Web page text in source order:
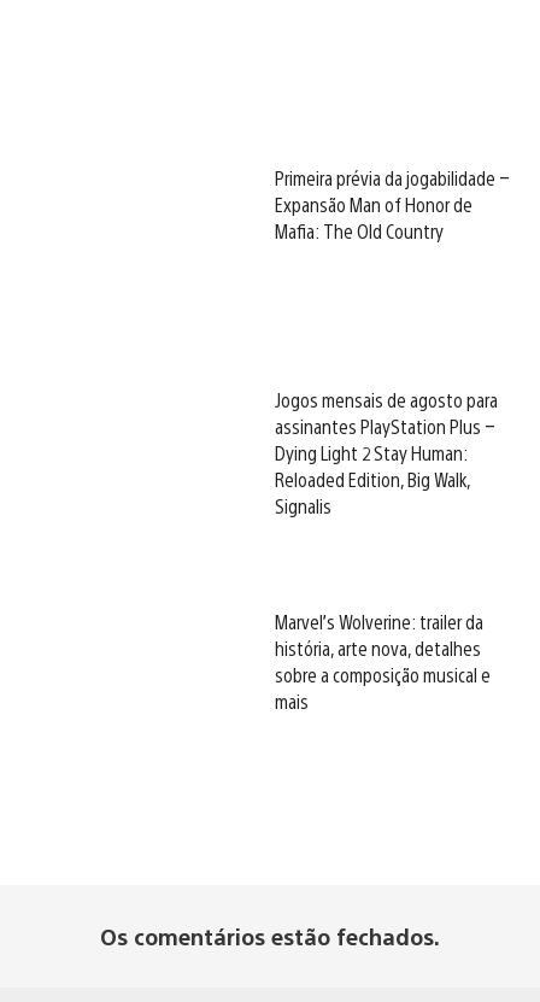
Primeira prévia da jogabilidade –
Expansão Man of Honor de
Mafia: The Old Country
Jogos mensais de agosto para
assinantes PlayStation Plus –
Dying Light 2 Stay Human:
Reloaded Edition, Big Walk,
Signalis
Marvel’s Wolverine: trailer da
história, arte nova, detalhes
sobre a composição musical e
mais
Os comentários estão fechados.